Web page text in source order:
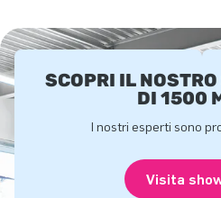
SCOPRI IL NOSTRO
DI 1500
I nostri esperti sono
Visita